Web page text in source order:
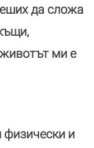
да сложа
ми е
и